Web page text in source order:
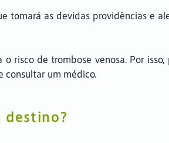
as devidas providências e
risco de trombose venosa. Por
consultar um médico.
destino?